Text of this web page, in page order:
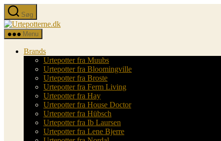
Spring
til
indholdet
Søg
Urtepotterne.dk
Menu
Brands
Urtepotter fra Muubs
Urtepotter fra Bloomingville
Urtepotter fra Broste
Urtepotter fra Ferm Living
Urtepotter fra Hay
Urtepotter fra House Doctor
Urtepotter fra Hübsch
Urtepotter fra Ib Laursen
Urtepotter fra Lene Bjerre